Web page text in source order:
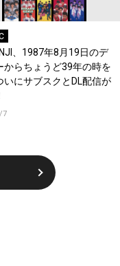
、1987年8月19日のデ
からちょうど39年の時を
いにサブスクとDL配信が
7